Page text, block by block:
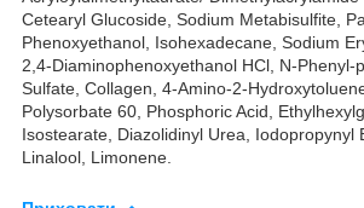
Cetearyl Glucoside, Sodium Metabisulfite,
Phenoxyethanol, Isohexadecane, Sodium
2,4-Diaminophenoxyethanol HCl, N-Phenyl-
Sulfate, Collagen, 4-Amino-2-
Polysorbate 60, Phosphoric Acid,
Isostearate, Diazolidinyl Urea, Iodopropynyl
Linalool, Limonene.